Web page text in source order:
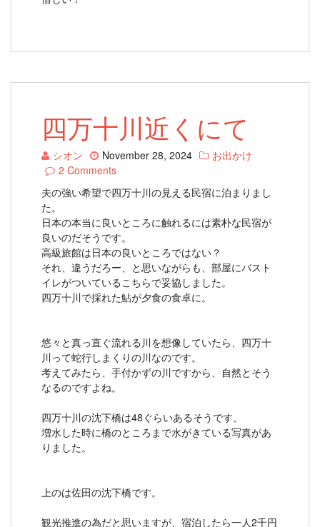
四万十川近くにて
シオン November 28, 2024
お出かけ
2 Comments
夫の強い希望で四万十川の見える民宿に泊まりまし
た。
日本の本当に良いところに触れるには素朴な民宿が
良いのだそうです。
高級旅館は日本の良いところではない？
それ、違うだろー、と思いながらも、部屋にバスト
イレがついているこちらで妥協しました。
四万十川で採れた鮎が夕食の食卓に。
悠々と真っ直ぐ流れる川を想像していたら、四万十
川って蛇行しまくりの川なのです。
考えてみたら、手付かずの川ですから、自然とそう
なるのですよね。
四万十川の沈下橋は48ぐらいあるそうです。
増水した時に橋のところまで水がきている写真があ
りました。
上のは佐田の沈下橋です。
観光推進の為だと思いますが、宿泊したら一人2千円